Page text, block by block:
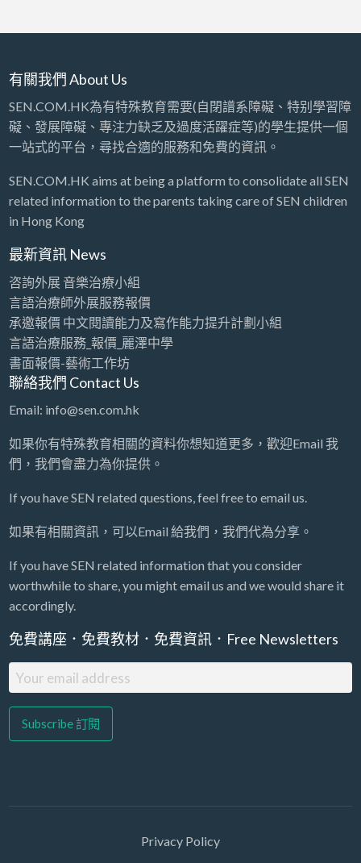
有關我們 About Us
SEN.COM.HK為有特殊教育需要(自閉譜系障礙、特别學習障
礙、發展障礙、專注力缺乏及過度活躍症等)的學生提供一個
一站式的平台，尋找合適的服務和免費的資訊。
SEN.COM.HK aims at being a platform to consolidate all SEN
related information to the parents taking care of SEN children
in Hong Kong
最新資訊 News
咨詢外展 音樂治療小組
言語治療師外展服務報價
承邀報價 中文閱讀能力及寫作能力提升計劃小組
言語治療服務_報價_麗澤中學
書面報價-藝術工作坊
聯絡我們 Contact Us
Email: info@sen.com.hk
如果你有特殊教育相關的資料你想知道更多，歡迎Email 我
們，我們會盡力為你提供。
If you have SEN related questions, feel free to email us.
如果有相關資訊，可以Email 給我們，我們代為分享。
If you have SEN related information that you consider
worthwhile to share, you might email us and we would share it
accordingly.
免費講座．免費教材．免費資訊．Free Newsletters
Privacy Policy